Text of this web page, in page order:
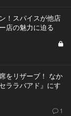
！スパイスが他店
店の魅力に迫る
をリザーブ！ なか
ララバアド』にす
1